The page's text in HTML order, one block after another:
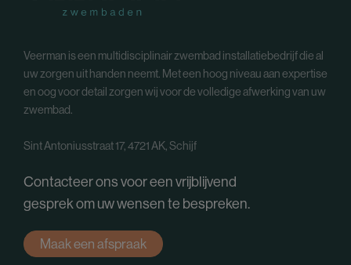
Veerman is een multidisciplinair zwembad installatiebedrijf die al
uw zorgen uit handen neemt. Met een hoog niveau aan expertise
en oog voor detail zorgen wij voor de volledige afwerking van uw
zwembad.
Sint Antoniusstraat 17, 4721 AK, Schijf
Contacteer ons voor een vrijblijvend
gesprek om uw wensen te bespreken.
Maak een afspraak